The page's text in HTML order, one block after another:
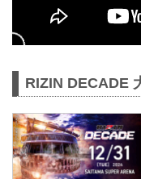
RIZIN DECADE